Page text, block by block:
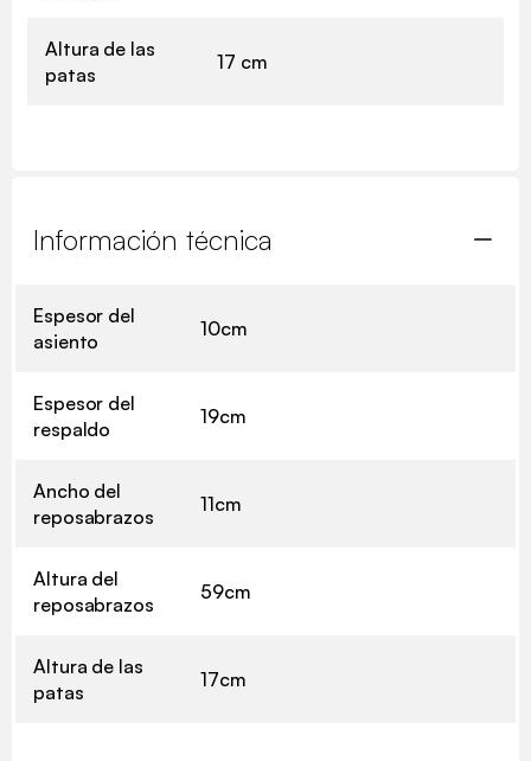
Altura de las
patas
17 cm
Información técnica
Espesor del
asiento
10cm
Espesor del
respaldo
19cm
Ancho del
reposabrazos
11cm
Altura del
reposabrazos
59cm
Altura de las
patas
17cm